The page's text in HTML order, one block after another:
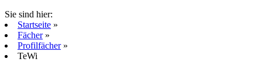
Sie sind hier:
Startseite »
Fächer »
Profilfächer »
TeWi